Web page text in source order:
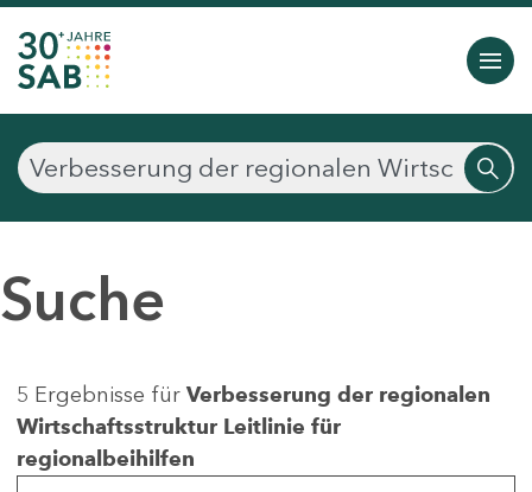
Suche
5 Ergebnisse für Verbesserung der regionalen
Wirtschaftsstruktur Leitlinie für
regionalbeihilfen